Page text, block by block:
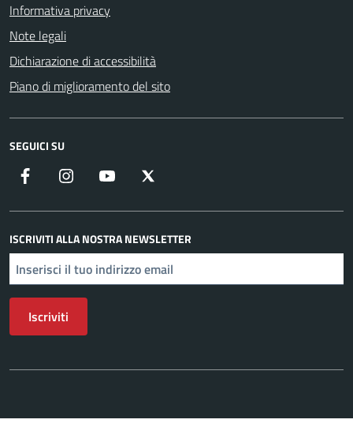
Informativa privacy
Note legali
Dichiarazione di accessibilità
Piano di miglioramento del sito
SEGUICI SU
Facebook Instagram YouTube
ISCRIVITI ALLA NOSTRA NEWSLETTER